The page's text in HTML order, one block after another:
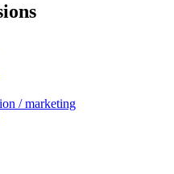
/ marketing